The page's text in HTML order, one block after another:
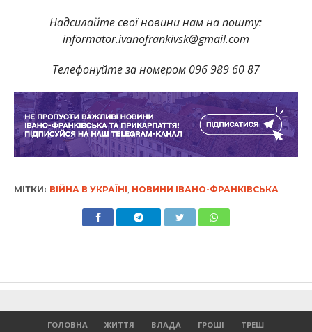
Надсилайте свої новини нам на пошту:
informator.ivanofrankivsk@gmail.com
Телефонуйте за номером 096 989 60 87
МІТКИ: ВІЙНА В УКРАЇНІ НОВИНИ ІВАНО-ФРАНКІВСЬКА
ГОЛОВНА ЖИТТЯ ВЛАДА ГРОШІ ТРЕШ